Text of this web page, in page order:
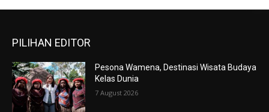
PILIHAN EDITOR
Pesona Wamena, Destinasi Wisata Budaya
Kelas Dunia
7 August 2026